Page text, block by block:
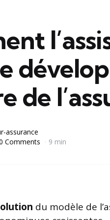
de
assurance
Comments 9 min
du modèle de